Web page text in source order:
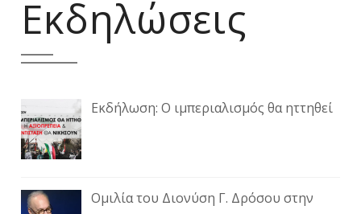
Εκδηλώσεις
Εκδήλωση: Ο ιμπεριαλισμός θα ηττηθεί
Ομιλία του Διονύση Γ. Δρόσου στην